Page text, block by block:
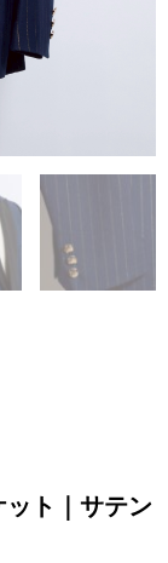
ト｜サテン